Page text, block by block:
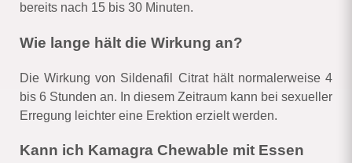
bereits nach 15 bis 30 Minuten.
Wie lange hält die Wirkung an?
Die Wirkung von Sildenafil Citrat hält normalerweise 4
bis 6 Stunden an. In diesem Zeitraum kann bei sexueller
Erregung leichter eine Erektion erzielt werden.
Kann ich Kamagra Chewable mit Essen